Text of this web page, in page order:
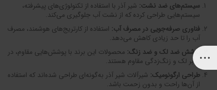
سیستم‌های ضد نشت: شیر آذر با استفاده از تکنولوژی‌های پیشرفته،
سیستم‌هایی طراحی کرده که از نشت آب جلوگیری می‌کند.
فناوری صرفه‌جویی در مصرف آب: استفاده از کارتریج‌های هوشمند، مصرف
آب را تا حد زیادی کاهش می‌دهد.
پوشش ضد لک و ضد زنگ: محصولات این برند با پوشش‌هایی مقاوم، در
برابر لک و زنگ‌زدگی مقاوم هستند.
طراحی ارگونومیک: شیرآلات شیر آذر به‌گونه‌ای طراحی شده‌اند که استفاده
از آن‌ها راحت و بدون زحمت باشد.